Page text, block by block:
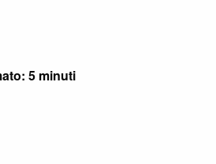
5 minuti